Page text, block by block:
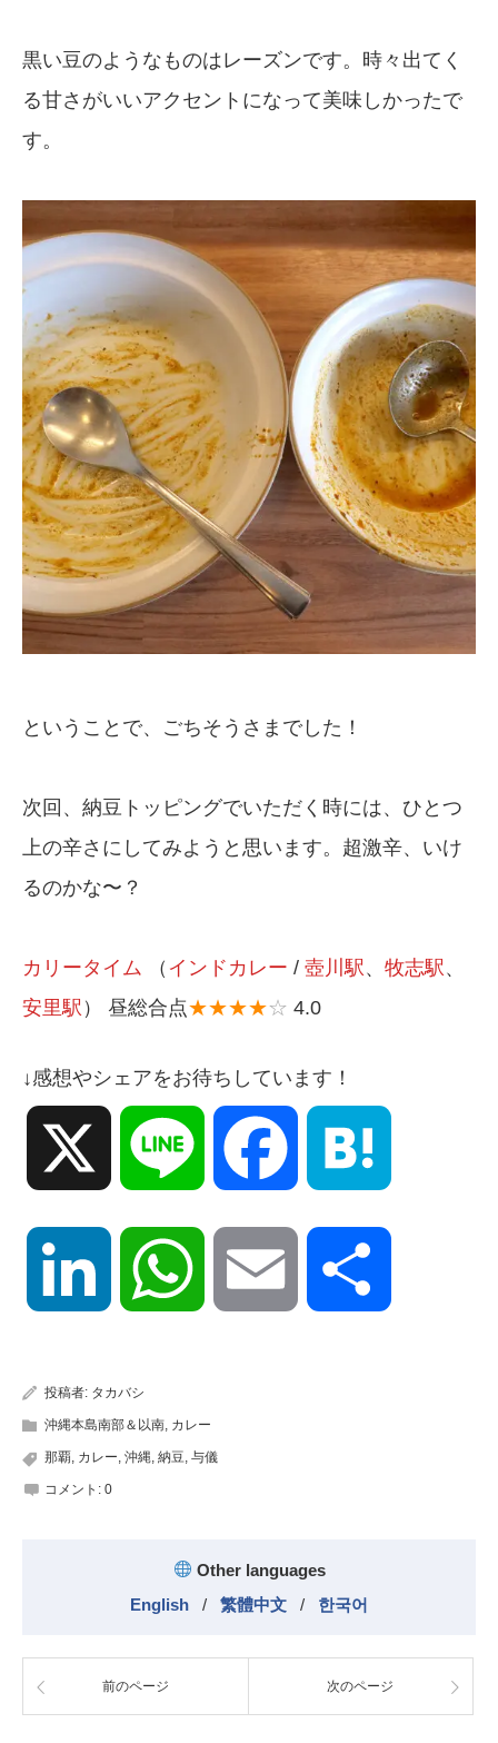
黒い豆のようなものはレーズンです。時々出てく
る甘さがいいアクセントになって美味しかったで
す。
ということで、ごちそうさまでした！
次回、納豆トッピングでいただく時には、ひとつ
上の辛さにしてみようと思います。超激辛、いけ
るのかな〜？
カリータイム （ インドカレー / 壺川駅 、 牧志駅 、
安里駅 ） 昼総合点★★★★☆ 4.0
↓感想やシェアをお待ちしています！
Line Facebook
LinkedIn WhatsApp Email
投稿者: タカバシ
沖縄本島南部＆以南 カレー
那覇 カレー 沖縄 納豆 与儀
コメント: 0
Other languages
English
/ 繁體中文 / 한국어
前のページ 次のページ